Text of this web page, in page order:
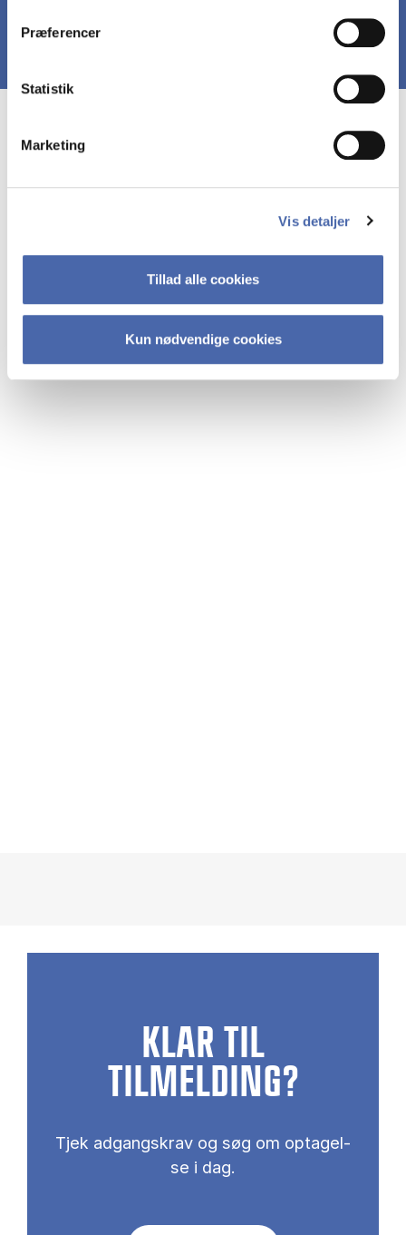
Præferencer
Statistik
Marketing
Vis detaljer
Tillad alle cookies
Kun nødvendige cookies
KLAR TIL
TILMELDING?
Tjek ad­gangs­krav og søg om op­ta­gel­
se i dag.